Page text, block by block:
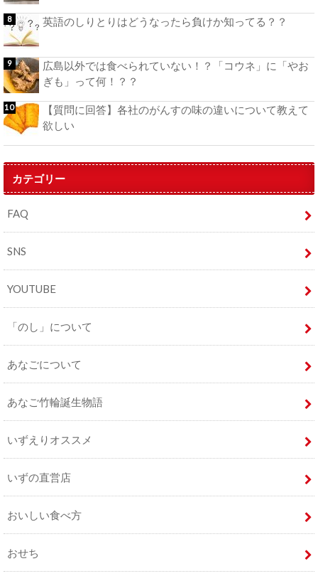
英語のしりとりはどうなったら負けか知ってる？？
広島以外では食べられていない！？「コウネ」に「やお
ぎも」って何！？？
【質問に回答】各社のがんすの味の違いについて教えて
欲しい
カテゴリー
FAQ
SNS
YOUTUBE
「のし」について
あなごについて
あなご竹輪誕生物語
いずえりオススメ
いずの直営店
おいしい食べ方
おせち